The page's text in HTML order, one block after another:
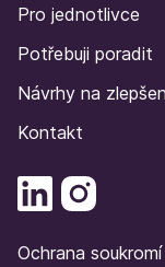
Pro jednotlivce
Potřebuji poradit
Návrhy na
Kontakt
Ochrana soukromí